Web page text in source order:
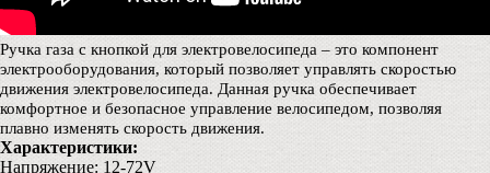
Ручка газа с кнопкой для электровелосипеда – это компонент
электрооборудования, который позволяет управлять скоростью
движения электровелосипеда. Данная ручка обеспечивает
комфортное и безопасное управление велосипедом, позволяя
плавно изменять скорость движения.
Характеристики:
Напряжение: 12-72V